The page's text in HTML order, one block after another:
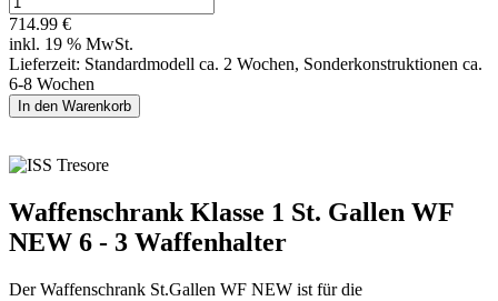
714.99 €
inkl. 19 % MwSt.
Lieferzeit: Standardmodell ca. 2 Wochen, Sonderkonstruktionen ca.
6-8 Wochen
Waffenschrank Klasse 1 St. Gallen WF
NEW 6 - 3 Waffenhalter
Der Waffenschrank St.Gallen WF NEW ist für die